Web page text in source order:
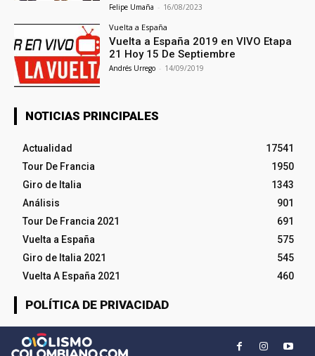
Felipe Umaña - 16/08/2023
Vuelta a España
Vuelta a España 2019 en VIVO Etapa
21 Hoy 15 De Septiembre
Andrés Urrego - 14/09/2019
NOTICIAS PRINCIPALES
Actualidad
17541
Tour De Francia
1950
Giro de Italia
1343
Análisis
901
Tour De Francia 2021
691
Vuelta a España
575
Giro de Italia 2021
545
Vuelta A España 2021
460
POLÍTICA DE PRIVACIDAD